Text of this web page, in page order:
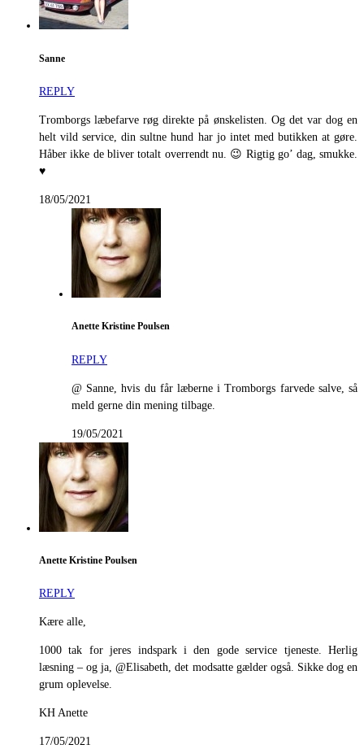
Sanne
REPLY
Tromborgs læbefarve røg direkte på ønskelisten. Og det var dog en
helt vild service, din sultne hund har jo intet med butikken at gøre.
Håber ikke de bliver totalt overrendt nu. 😉 Rigtig go’ dag, smukke.
♥
18/05/2021
Anette Kristine Poulsen
REPLY
@ Sanne, hvis du får læberne i Tromborgs farvede salve, så
meld gerne din mening tilbage.
19/05/2021
Anette Kristine Poulsen
REPLY
Kære alle,
1000 tak for jeres indspark i den gode service tjeneste. Herlig
læsning – og ja, @Elisabeth, det modsatte gælder også. Sikke dog en
grum oplevelse.
KH Anette
17/05/2021